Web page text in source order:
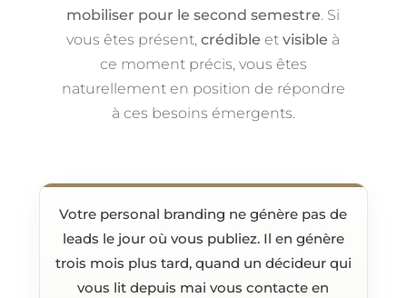
mobiliser pour le second semestre. Si
vous êtes présent,crédible etvisible à
ce moment précis, vous êtes
naturellement en position de répondre
à ces besoins émergents.
Votre personal branding ne génère pas de
leads le jour où vous publiez. Il en génère
trois mois plus tard, quand un décideur qui
vous lit depuis mai vous contacte en